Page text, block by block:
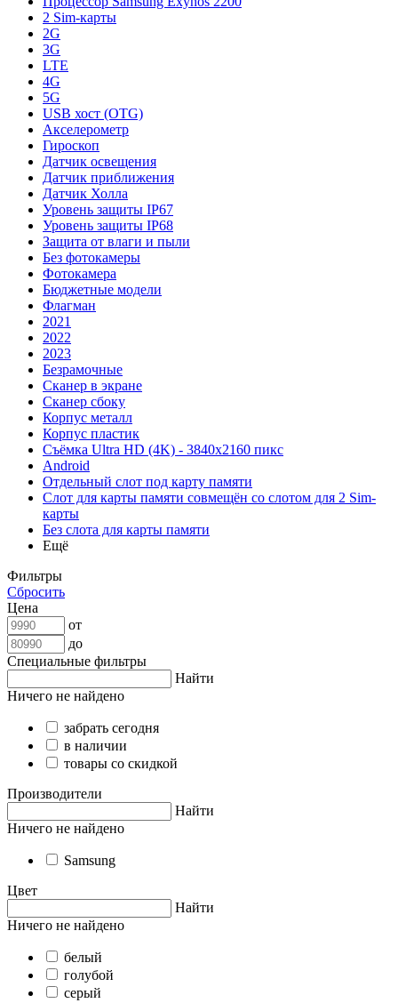
2 Sim-карты
2G
3G
LTE
4G
5G
USB хост (OTG)
Акселерометр
Гироскоп
Датчик освещения
Датчик приближения
Датчик Холла
Уровень защиты IP67
Уровень защиты IP68
Защита от влаги и пыли
Без фотокамеры
Фотокамера
Бюджетные модели
Флагман
2021
2022
2023
Безрамочные
Сканер в экране
Сканер сбоку
Корпус металл
Корпус пластик
Съёмка Ultra HD (4K) - 3840x2160 пикс
Android
Отдельный слот под карту памяти
Слот для карты памяти совмещён со слотом для 2 Sim-
карты
Без слота для карты памяти
Ещё
Фильтры
Сбросить
Цена
от
до
Специальные фильтры
Найти
Ничего не найдено
забрать сегодня
в наличии
товары со скидкой
Производители
Найти
Ничего не найдено
Samsung
Цвет
Найти
Ничего не найдено
белый
голубой
серый